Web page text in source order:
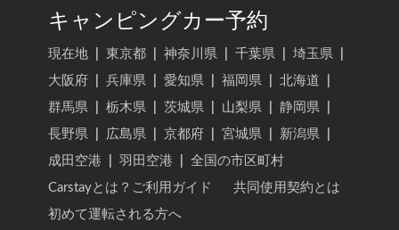
キャンピングカー予約
現在地 東京都 神奈川県 千葉県 埼玉県
大阪府
兵庫県 愛知県 福岡県 北海道
群馬県
栃木県 茨城県 山梨県 静岡県
長野県
広島県 京都府 宮城県 新潟県
成田空港
羽田空港
全国の市区町村
Carstayとは？ご利用ガイド
共同使用契約とは
初めて運転される方へ